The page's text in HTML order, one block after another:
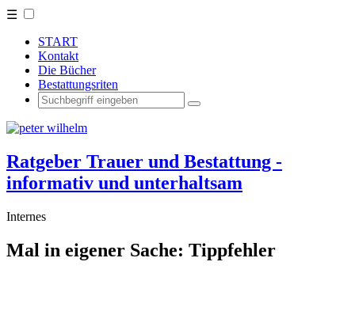
☰
START
Kontakt
Die Bücher
Bestattungsriten
Ratgeber Trauer und Bestattung -
informativ und unterhaltsam
Internes
Mal in eigener Sache: Tippfehler